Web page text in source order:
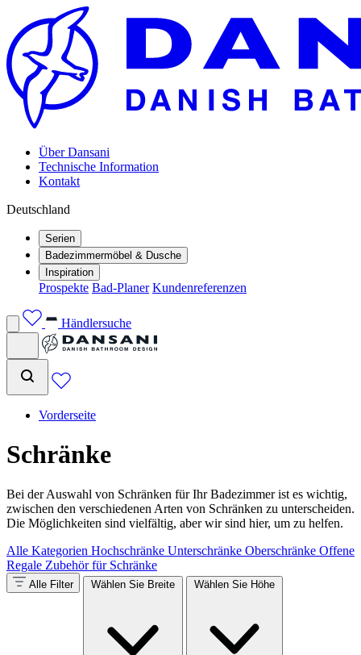
Über Dansani
Technische Information
Kontakt
Deutschland
Serien
Badezimmermöbel & Dusche
Inspiration
Prospekte Bad-Planer Kundenreferenzen
Händlersuche
Vorderseite
Schränke
Bei der Auswahl von Schränken für Ihr Badezimmer ist es wichtig,
zwischen den verschiedenen Arten von Schränken zu unterscheiden.
Die Möglichkeiten sind vielfältig, aber wir sind hier, um zu helfen.
Alle Kategorien Hochschränke Unterschränke Oberschränke Offene
Regale Zubehör für Schränke
Alle Filter Wählen Sie Breite Wählen Sie Höhe